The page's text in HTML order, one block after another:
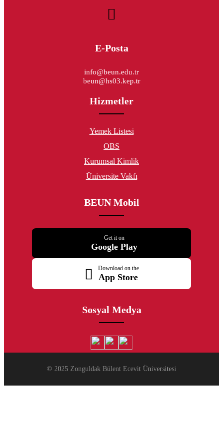
E-Posta
info@beun.edu.tr
beun@hs03.kep.tr
Hizmetler
Yemek Listesi
OBS
Kurumsal Kimlik
Üniversite Vakfı
BEUN Mobil
Get it on
Google Play
Download on the
App Store
Sosyal Medya
© 2025 Zonguldak Bülent Ecevit Üniversitesi